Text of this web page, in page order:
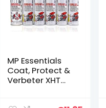
MP Essentials
Coat, Protect &
Verbeter XHT